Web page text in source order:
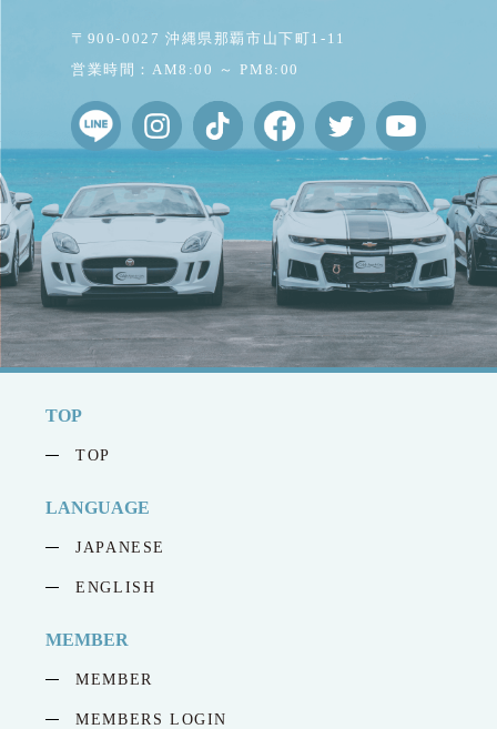
〒900-0027 沖縄県那覇市山下町1-11
営業時間：AM8:00 ～ PM8:00
TOP
TOP
LANGUAGE
JAPANESE
ENGLISH
MEMBER
MEMBER
MEMBERS LOGIN